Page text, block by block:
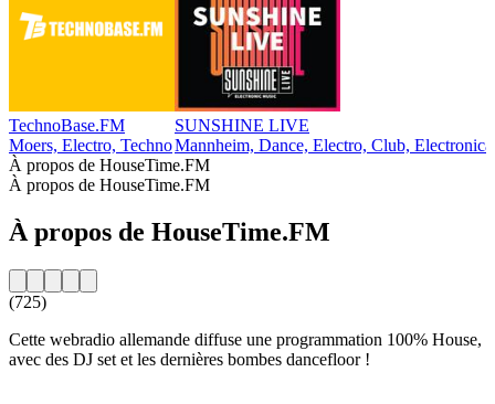
TechnoBase.FM
Moers, Electro, Techno
SUNSHINE LIVE
Mannheim, Dance, Electro, Club, Electronica
À propos de HouseTime.FM
À propos de HouseTime.FM
À propos de HouseTime.FM
(725)
Cette webradio allemande diffuse une programmation 100% House,
avec des DJ set et les dernières bombes dancefloor !